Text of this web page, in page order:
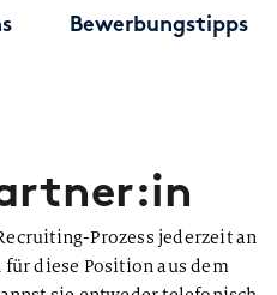
Bewerbungstipps
Prozess jederzeit an
diese Position aus dem